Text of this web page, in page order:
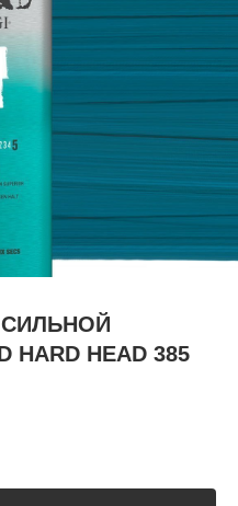
СИЛЬНОЙ
HEAD 385